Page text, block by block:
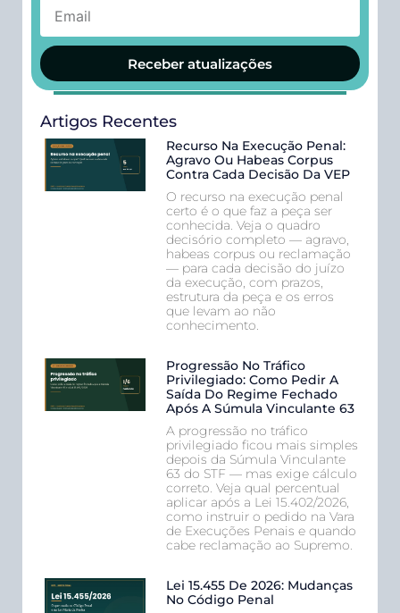
Receber atualizações
Artigos Recentes
Recurso Na Execução Penal:
Agravo Ou Habeas Corpus
Contra Cada Decisão Da VEP
O recurso na execução penal
certo é o que faz a peça ser
conhecida. Veja o quadro
decisório completo — agravo,
habeas corpus ou reclamação
— para cada decisão do juízo
da execução, com prazos,
estrutura da peça e os erros
que levam ao não
conhecimento.
Progressão No Tráfico
Privilegiado: Como Pedir A
Saída Do Regime Fechado
Após A Súmula Vinculante 63
A progressão no tráfico
privilegiado ficou mais simples
depois da Súmula Vinculante
63 do STF — mas exige cálculo
correto. Veja qual percentual
aplicar após a Lei 15.402/2026,
como instruir o pedido na Vara
de Execuções Penais e quando
cabe reclamação ao Supremo.
Lei 15.455 De 2026: Mudanças
No Código Penal